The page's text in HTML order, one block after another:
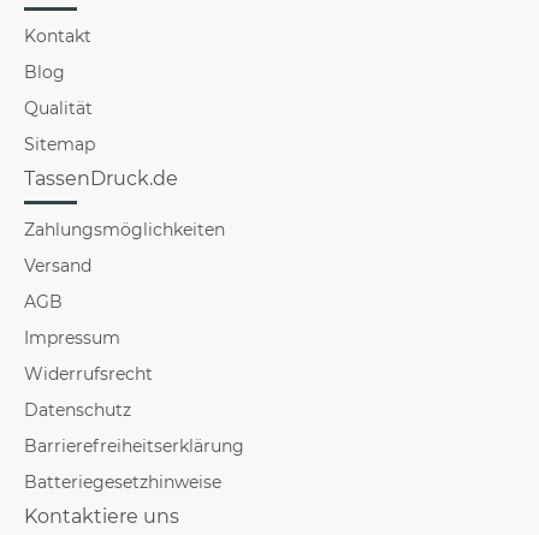
Kontakt
Blog
Qualität
Sitemap
TassenDruck.de
Zahlungsmöglichkeiten
Versand
AGB
Impressum
Widerrufsrecht
Datenschutz
Barrierefreiheitserklärung
Batteriegesetzhinweise
Kontaktiere uns